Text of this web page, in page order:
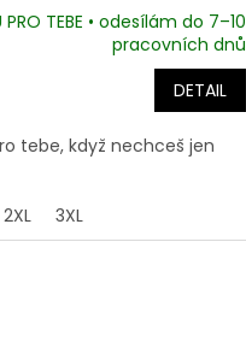
PRO TEBE • odesílám do 7–10
pracovních dnů
DETAIL
tebe, když nechceš jen
2XL 3XL